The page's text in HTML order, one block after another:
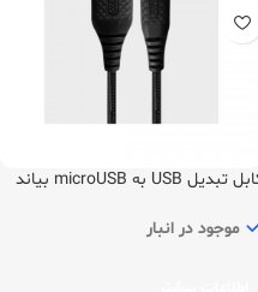
کابل تبدیل USB به microUSB بیاند
موجود در انبار